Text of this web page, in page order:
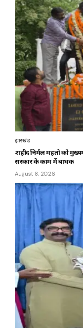
झारखंड
शहीद निर्मल महतो को
सरकार के काम में बाधक
August 8, 2026